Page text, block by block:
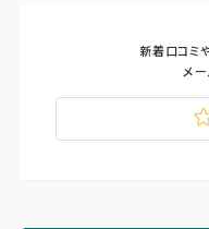
新着口コミ
メ